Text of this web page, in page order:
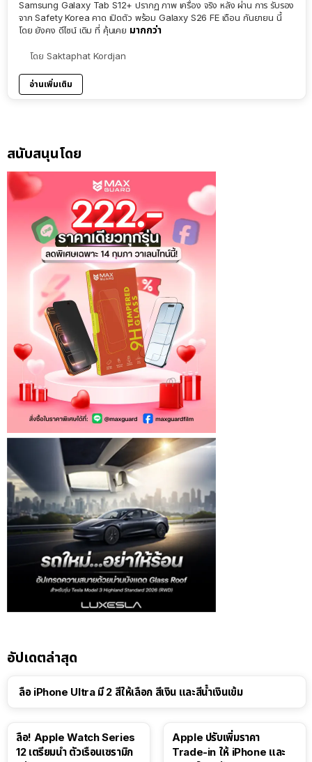
Samsung Galaxy Tab S12+ ปรากฏ ภาพ เครื่อง จริง หลัง ผ่าน การ รับรอง
จาก Safety Korea คาด เปิดตัว พร้อม Galaxy S26 FE เดือน กันยายน นี้
โดย ยังคง ดีไซน์ เดิม ที่ คุ้นเคย มากกว่า
โดย Saktaphat Kordjan
อ่านเพิ่มเติม
สนับสนุนโดย
อัปเดตล่าสุด
ลือ iPhone Ultra มี 2 สีให้เลือก สีเงิน และสีน้ำเงินเข้ม
ลือ! Apple Watch Series
12 เตรียมนำ ตัวเรือนเซรามิก
Apple ปรับเพิ่มราคา
Trade-in ให้ iPhone และ